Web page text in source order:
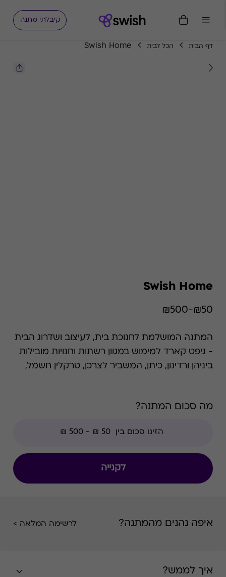
קיבלתי מתנה
דף הבית הכל לבית Swish Home
Swish Home
₪50-₪500
המתנה המושלמת לחנוכת בית, לעיצוב ושדרוג הבית
- גיפט קארד למימוש במגוון רשתות וחנויות מובילות
ביניהן ורדינון, כיתן, המשביר לצרכן, טרקלין חשמל,
הנחת מועדון, מגבלות הרשת וצבירת נקודות של בית
מה סכום המתנה?
לקנייה
איפה נהנים מהמתנה? לרשימה המלאה >
איך לממש?